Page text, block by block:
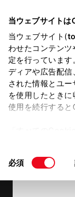
当ウェブサイトは
当ウェブサイト(
わせたコンテン
定を行っていま
ディアや広告配
された情報とユ
を使用したとき
使用を続行する
て」をご覧くださ
同
必須
ポート トピックス
北海道
東北
定中古車の魅力